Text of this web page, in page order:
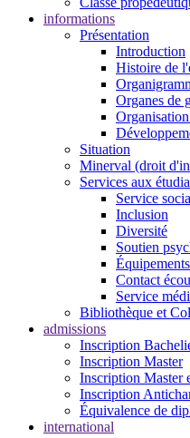
informations
Présentation
Introduction
Histoire de
Organes de
Situation
Minerval (droit
Services aux
Service
Inclusion
Diversité
Soutien
Contact
Service
Bibliothèque et
admissions
Inscription
Inscription Master
Inscription Master
Inscription
Équivalence de
international